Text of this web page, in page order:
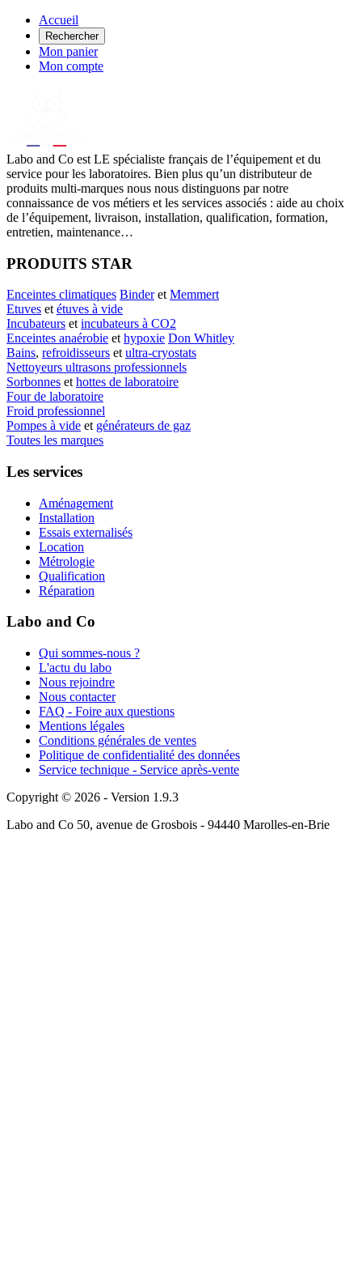
Accueil
Rechercher
Mon panier
Mon compte
Labo and Co est LE spécialiste français de l’équipement et du
service pour les laboratoires. Bien plus qu’un distributeur de
produits multi-marques nous nous distinguons par notre
connaissance de vos métiers et les services associés : aide au choix
de l’équipement, livraison, installation, qualification, formation,
entretien, maintenance…
PRODUITS STAR
Enceintes climatiques Binderet Memmert
Etuves et étuves à vide
Incubateurs et incubateurs à CO2
Enceintes anaérobie et hypoxie Don Whitley
Bains, refroidisseurs et ultra-cryostats
Nettoyeurs ultrasons professionnels
Sorbonnes et hottes de laboratoire
Four de laboratoire
Froid professionnel
Pompes à vide et générateurs de gaz
Toutes les marques
Les services
Aménagement
Installation
Essais externalisés
Location
Métrologie
Qualification
Réparation
Labo and Co
Qui sommes-nous ?
L'actu du labo
Nous rejoindre
Nous contacter
FAQ - Foire aux questions
Mentions légales
Conditions générales de ventes
Politique de confidentialité des données
Service technique - Service après-vente
Copyright © 2026 - Version 1.9.3
Labo and Co 50, avenue de Grosbois - 94440 Marolles-en-Brie